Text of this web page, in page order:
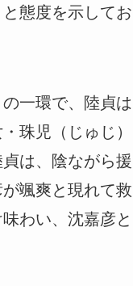
態度を示してお
一環で、陸貞は
珠児（じゅじ）
は、陰ながら援
颯爽と現れて救
わい、沈嘉彦と